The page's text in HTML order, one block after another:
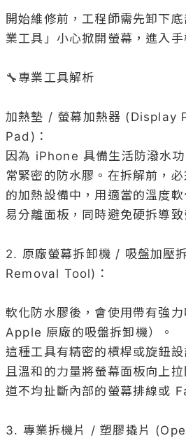
開始維修前，工程師需先卸下
業工具」小心掀開螢幕，進入手
🔧專業工具解析
加熱墊 / 螢幕加熱器
Pad)：
因為 iPhone 具備生活防潑水
常緊密的防水膠。在拆解前，
的加熱設備中，用適當的溫度
易分離面板，同時避免硬拆導致
2. 原廠螢幕拆卸機 / 吸盤加壓
Removal Tool)：
軟化防水膠後，會使用帶有強
Apple 原廠的吸盤拆卸機）。
這種工具有精密的槓桿或旋鈕
且溫和的力量將螢幕面板向上
道不均扯斷內部的螢幕排線或
3. 專業拆機片 / 塑膠撬片